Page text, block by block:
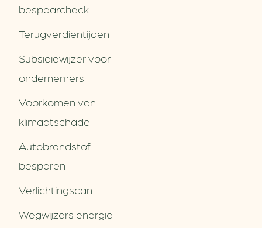
bespaarcheck
Terugverdien­tijden
Subsidiewijzer voor
ondernemers
Voorkomen van
klimaatschade
Autobrandstof
besparen
Verlichtingscan
Wegwijzers energie